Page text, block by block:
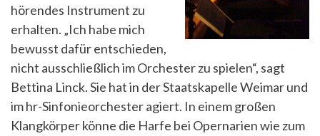
hörendes Instrument zu
erhalten. „Ich habe mich
bewusst dafür entschieden,
nicht ausschließlich im Orchester zu spielen“, sagt
Bettina Linck. Sie hat in der Staatskapelle Weimar und
im hr-Sinfonieorchester agiert. In einem großen
Klangkörper könne die Harfe bei Opernarien wie zum